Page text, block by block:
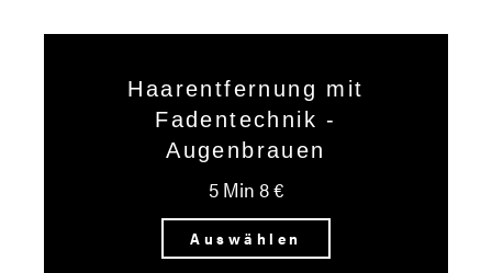
Haarentfernung mit
Fadentechnik -
Augenbrauen
5 Min 8 €
Auswählen